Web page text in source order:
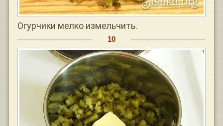
Огурчики мелко измельчить.